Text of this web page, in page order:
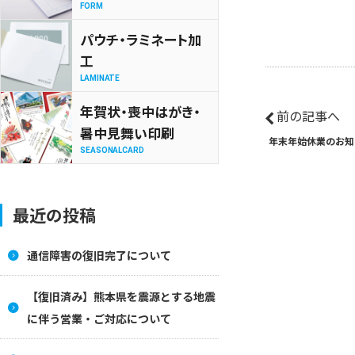
前の記事へ
年末年始休業のお
FORM
パウチ・ラミネート加
工
LAMINATE
年賀状・喪中はがき・
暑中見舞い印刷
SEASONALCARD
最近の投稿
通信障害の復旧完了について
【復旧済み】熊本県を震源とする地震
に伴う営業・ご対応について